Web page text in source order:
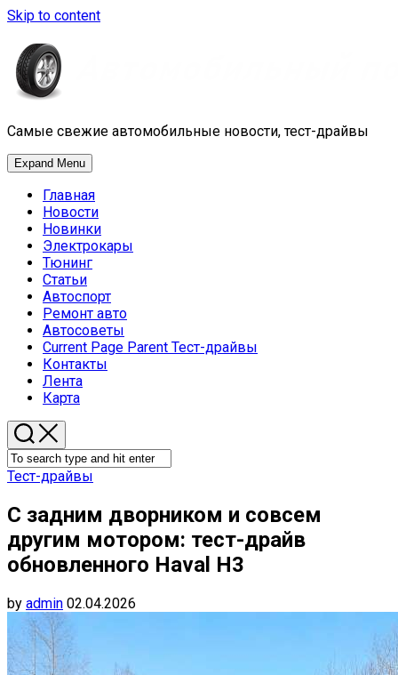
Skip to content
Самые свежие автомобильные новости, тест-драйвы
Expand Menu
Главная
Новости
Новинки
Электрокары
Тюнинг
Статьи
Автоспорт
Ремонт авто
Автосоветы
Current Page Parent Тест-драйвы
Контакты
Лента
Карта
Тест-драйвы
С задним дворником и совсем
другим мотором: тест-драйв
обновленного Haval H3
by admin 02.04.2026